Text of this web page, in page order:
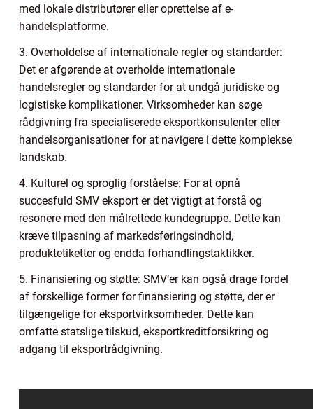
med lokale distributører eller oprettelse af e-
handelsplatforme.
3. Overholdelse af internationale regler og standarder:
Det er afgørende at overholde internationale
handelsregler og standarder for at undgå juridiske og
logistiske komplikationer. Virksomheder kan søge
rådgivning fra specialiserede eksportkonsulenter eller
handelsorganisationer for at navigere i dette komplekse
landskab.
4. Kulturel og sproglig forståelse: For at opnå
succesfuld SMV eksport er det vigtigt at forstå og
resonere med den målrettede kundegruppe. Dette kan
kræve tilpasning af markedsføringsindhold,
produktetiketter og endda forhandlingstaktikker.
5. Finansiering og støtte: SMV’er kan også drage fordel
af forskellige former for finansiering og støtte, der er
tilgængelige for eksportvirksomheder. Dette kan
omfatte statslige tilskud, eksportkreditforsikring og
adgang til eksportrådgivning.